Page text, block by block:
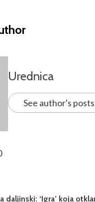
Urednica
See author's posts
daljinski: ‘Igra’ koja